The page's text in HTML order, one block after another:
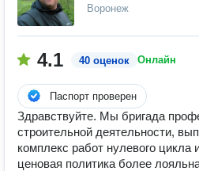
Воронеж
4.1 40 оценок Онлайн
Паспорт проверен
Здравствуйте. Мы бригада
строительной деятельности,
комплекс работ нулевого
ценовая политика более